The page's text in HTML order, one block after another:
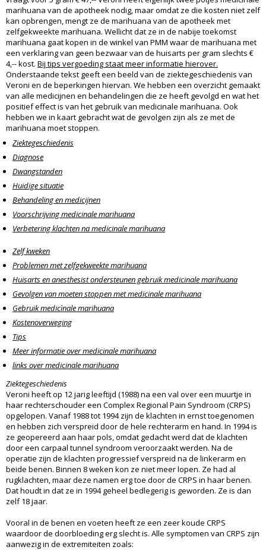
marihuana van de apotheek nodig, maar omdat ze die kosten niet zelf
kan opbrengen, mengt ze de marihuana van de apotheek met
zelfgekweekte marihuana. Wellicht dat ze in de nabije toekomst
marihuana gaat kopen in de winkel van PMM waar de marihuana met
een verklaring van geen bezwaar van de huisarts per gram slechts €
4,-- kost. Bij tips vergoeding staat meer informatie hierover.
Onderstaande tekst geeft een beeld van de ziektegeschiedenis van
Veroni en de beperkingen hiervan. We hebben een overzicht gemaakt
van alle medicijnen en behandelingen die ze heeft gevolgd en wat het
positief effect is van het gebruik van medicinale marihuana. Ook
hebben we in kaart gebracht wat de gevolgen zijn als ze met de
marihuana moet stoppen.
Ziektegeschiedenis
Diagnose
Dwangstanden
Huidige situatie
Behandeling en medicijnen
Voorschrijving medicinale marihuana
Verbetering klachten na medicinale marihuana
Zelf kweken
Problemen met zelfgekweekte marihuana
Huisarts en anesthesist ondersteunen gebruik medicinale marihuana
Gevolgen van moeten stoppen met medicinale marihuana
Gebruik medicìnale marihuana
Kostenoverweging
Tips
Meer informatie over medicinale marihuana
links over medicinale marihuana
Ziektegeschiedenis
Veroni heeft op 12 jarig leeftijd (1988) na een val over een muurtje in
haar rechterschouder een Complex Regional Pain Syndroom (CRPS)
opgelopen. Vanaf 1988 tot 1994 zijn de klachten in ernst toegenomen
en hebben zich verspreid door de hele rechterarm en hand. In 1994 is
ze geopereerd aan haar pols, omdat gedacht werd dat de klachten
door een carpaal tunnel syndroom veroorzaakt werden. Na de
operatie zijn de klachten progressief verspreid na de linkerarm en
beide benen. Binnen 8 weken kon ze niet meer lopen. Ze had al
rugklachten, maar deze namen erg toe door de CRPS in haar benen.
Dat houdt in dat ze in 1994 geheel bedlegerig is geworden. Ze is dan
zelf 18 jaar.
Vooral in de benen en voeten heeft ze een zeer koude CRPS
waardoor de doorbloeding erg slecht is. Alle symptomen van CRPS zijn
aanwezig in de extremiteiten zoals: